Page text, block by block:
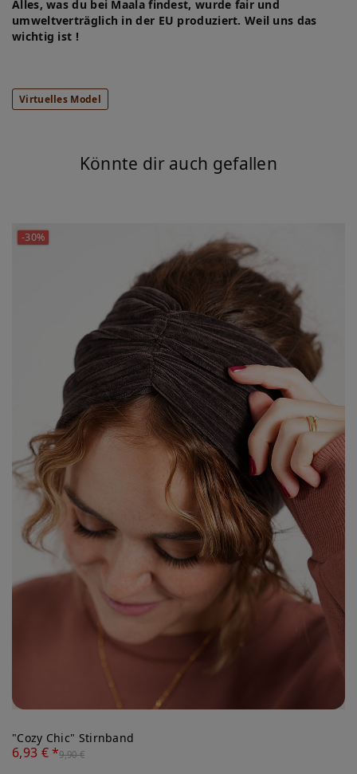
Alles, was du bei Maala findest, wurde fair und
umweltverträglich in der EU produziert. Weil uns das
wichtig ist !
Virtuelles Model
Könnte dir auch gefallen
-30%
"Cozy Chic" Stirnband
6,93 € *9,90 €